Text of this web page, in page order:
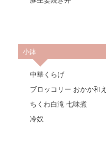
小鉢
中華くらげ
ブロッコリー おかか和え
ちくわ白滝 七味煮
冷奴